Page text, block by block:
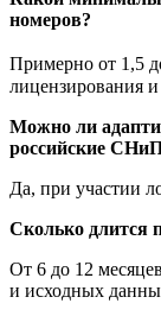
номеров?
Примерно от 1,5
лицензирования
Можно ли
российские
Да, при участии
Сколько длится
От 6 до 12
и исходных